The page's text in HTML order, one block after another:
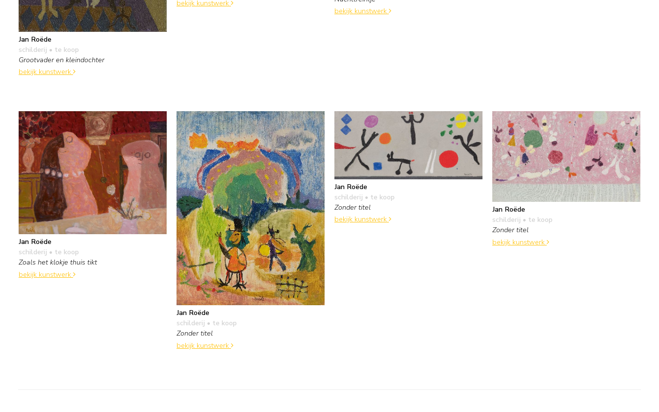
Jan Roëde
schilderij • te koop
Grootvader en kleindochter
bekijk kunstwerk
bekijk kunstwerk
bekijk kunstwerk
Jan Roëde
schilderij • te koop
Zoals het klokje thuis tikt
bekijk kunstwerk
Jan Roëde
schilderij • te koop
Zonder titel
bekijk kunstwerk
Jan Roëde
schilderij • te koop
Zonder titel
bekijk kunstwerk
Jan Roëde
schilderij • te koop
Zonder titel
bekijk kunstwerk